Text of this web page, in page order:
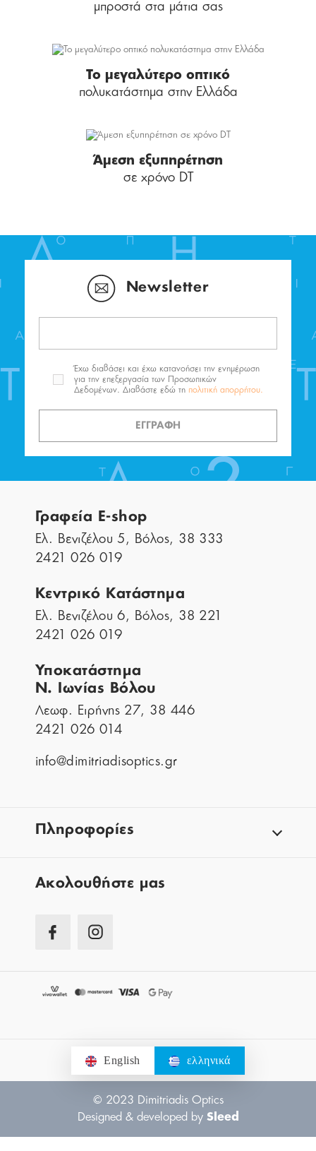
μπροστά στα μάτια σας
Το μεγαλύτερο οπτικό
πολυκατάστημα στην Ελλάδα
Άμεση εξυπηρέτηση
σε χρόνο DT
Newsletter
ΕΓΓΡΑΦΗ
Έχω διαβάσει και έχω κατανοήσει την ενημέρωση
για την επεξεργασία των Προσωπικών
Δεδομένων. Διαβάστε εδώ τη πολιτική απορρήτου.
Γραφεία E-shop
Ελ. Βενιζέλου 5, Βόλος, 38 333
2421 026 019
Κεντρικό Κατάστημα
Ελ. Βενιζέλου 6, Βόλος, 38 221
2421 026 019
Υποκατάστημα
Ν. Ιωνίας Βόλου
Λεωφ. Ειρήνης 27, 38 446
2421 026 014
info@dimitriadisoptics.gr
Πληροφορίες
Aκολουθήστε μας
English ελληνικά
© 2023 Dimitriadis Optics
Designed & developed by Sleed